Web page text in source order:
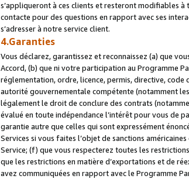
s’appliqueront à ces clients et resteront modifiables à
contacte pour des questions en rapport avec ses
s’adresser à notre service client.
4.Garanties
Vous déclarez, garantissez et reconnaissez (a) que
Accord, (b) que ni votre participation au Programme
réglementation, ordre, licence, permis, directive, code
autorité gouvernementale compétente (notamment
légalement le droit de conclure des contrats
évalué en toute indépendance l’intérêt pour vous de
garantie autre que celles qui sont expressément
Services si vous faites l’objet de sanctions
Service; (f) que vous respecterez toutes les
que les restrictions en matière d’exportations et de
avez communiquées en rapport avec le Programme